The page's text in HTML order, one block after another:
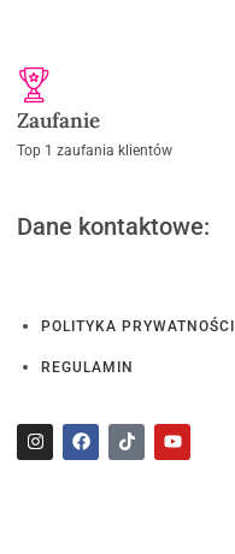
Zaufanie
Top 1 zaufania klientów
Dane kontaktowe:
POLITYKA PRYWATNOŚCI
REGULAMIN